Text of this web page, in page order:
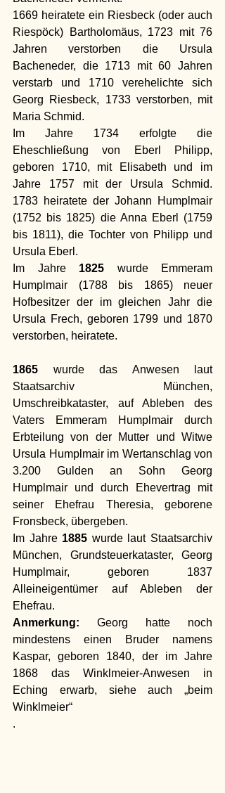
1669 heiratete ein Riesbeck (oder auch
Riespöck) Bartholomäus, 1723 mit 76
Jahren verstorben die Ursula
Bacheneder, die 1713 mit 60 Jahren
verstarb und 1710 verehelichte sich
Georg Riesbeck, 1733 verstorben, mit
Maria Schmid.
Im Jahre 1734 erfolgte die
Eheschließung von Eberl Philipp,
geboren 1710, mit Elisabeth und im
Jahre 1757 mit der Ursula Schmid.
1783 heiratete der Johann Humplmair
(1752 bis 1825) die Anna Eberl (1759
bis 1811), die Tochter von Philipp und
Ursula Eberl.
Im Jahre 1825 wurde Emmeram
Humplmair (1788 bis 1865) neuer
Hofbesitzer der im gleichen Jahr die
Ursula Frech, geboren 1799 und 1870
verstorben, heiratete.
1865 wurde das Anwesen laut
Staatsarchiv München,
Umschreibkataster, auf Ableben des
Vaters Emmeram Humplmair durch
Erbteilung von der Mutter und Witwe
Ursula Humplmair im Wertanschlag von
3.200 Gulden an Sohn Georg
Humplmair und durch Ehevertrag mit
seiner Ehefrau Theresia, geborene
Fronsbeck, übergeben.
Im Jahre 1885 wurde laut Staatsarchiv
München, Grundsteuerkataster, Georg
Humplmair, geboren 1837
Alleineigentümer auf Ableben der
Ehefrau.
Anmerkung: Georg hatte noch
mindestens einen Bruder namens
Kaspar, geboren 1840, der im Jahre
1868 das Winklmeier-Anwesen in
Eching erwarb, siehe auch „beim
Winklmeier“
.